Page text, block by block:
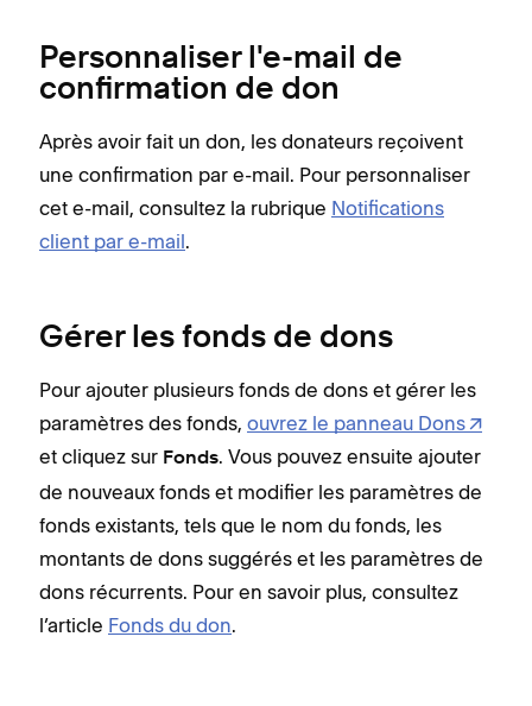
Personnaliser l'e-mail de
confirmation de don
Après avoir fait un don, les donateurs reçoivent
une confirmation par e-mail. Pour personnaliser
cet e-mail, consultez la rubrique Notifications
client par e-mail.
Gérer les fonds de dons
Pour ajouter plusieurs fonds de dons et gérer les
paramètres des fonds, ouvrez le panneau Dons
et cliquez sur Fonds. Vous pouvez ensuite ajouter
de nouveaux fonds et modifier les paramètres de
fonds existants, tels que le nom du fonds, les
montants de dons suggérés et les paramètres de
dons récurrents. Pour en savoir plus, consultez
l’article Fonds du don.